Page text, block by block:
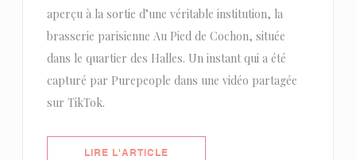
aperçu à la sortie d’une véritable institution, la
brasserie parisienne Au Pied de Cochon, située
dans le quartier des Halles. Un instant qui a été
capturé par Purepeople dans une vidéo partagée
sur TikTok.
LIRE L'ARTICLE((OUVRE UNE NOUVELLE